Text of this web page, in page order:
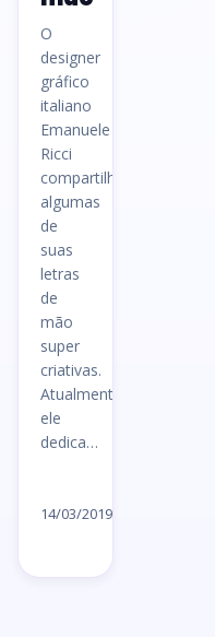
O
designer
gráfico
italiano
Emanuele
Ricci
compartilhou
algumas
de
suas
letras
de
mão
super
criativas.
Atualmente
ele
dedica…
14/03/2019